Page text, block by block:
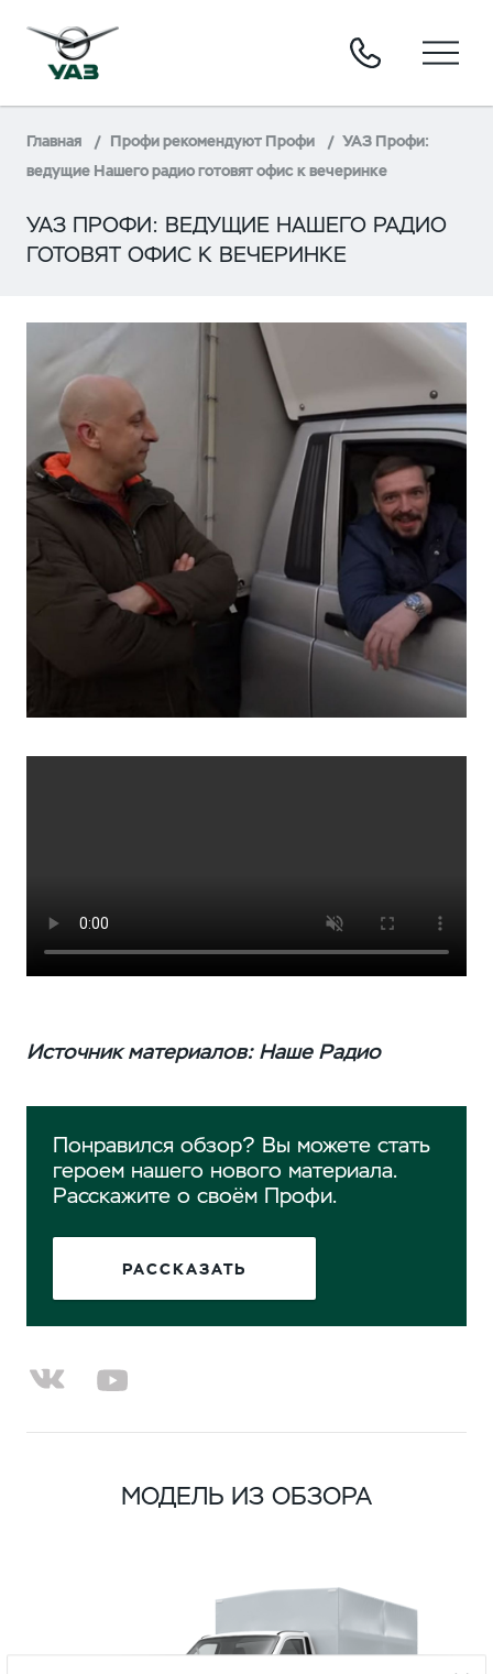
Главная Профи рекомендуют Профи
УАЗ Профи:
ведущие Нашего радио готовят офис к вечеринке
УАЗ ПРОФИ: ВЕДУЩИЕ НАШЕГО РАДИО
ГОТОВЯТ ОФИС К ВЕЧЕРИНКЕ
Источник материалов: Наше Радио
Понравился обзор? Вы можете стать
героем нашего нового материала.
Расскажите о своём Профи.
РАССКАЗАТЬ
МОДЕЛЬ ИЗ ОБЗОРА